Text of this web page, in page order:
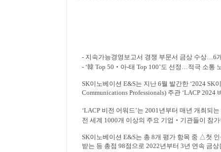
- 지속가능경영보고서 경쟁 부문서 금상 수상…6
- ‘韓 Top 50 ‧ 아-태 Top 100’도 선정 …적극 소통
SK이노베이션 E&S는 지난 6월 발간한 ‘2024 SK
Communications Professionals) 주관 ‘LACP 2024
‘LACP 비전 어워드’는 2001년부터 매년 개최되
전 세계 1000개 이상의 주요 기업 ‧ 기관들이 참
SK이노베이션 E&S는 총 8개 평가 항목 중 △첫
받는 등 총점 98점으로 2022년부터 3년 연속 금